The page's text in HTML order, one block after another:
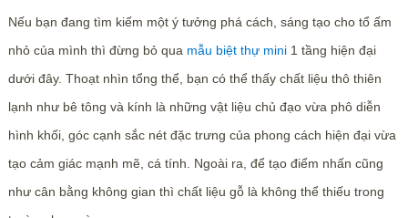
Nếu bạn đang tìm kiếm một ý tưởng phá cách, sáng tạo cho tổ ấm
nhỏ của mình thì đừng bỏ qua mẫu biệt thự mini1 tầng hiện đại
dưới đây. Thoạt nhìn tổng thể, bạn có thể thấy chất liệu thô thiên
lạnh như bê tông và kính là những vật liệu chủ đạo vừa phô diễn
hình khối, góc cạnh sắc nét đặc trưng của phong cách hiện đại vừa
tạo cảm giác mạnh mẽ, cá tính. Ngoài ra, để tạo điểm nhấn cũng
như cân bằng không gian thì chất liệu gỗ là không thể thiếu trong